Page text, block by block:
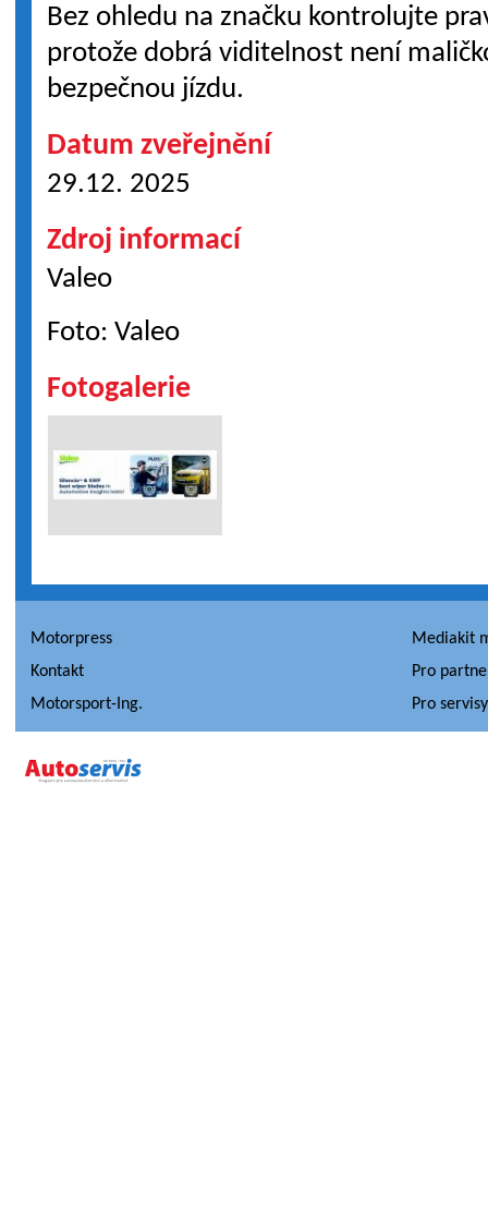
Bez ohledu na značku kontrolujte
protože dobrá viditelnost není
bezpečnou jízdu.
Datum zveřejnění
29.12. 2025
Zdroj informací
Valeo
Foto: Valeo
Fotogalerie
Motorpress
Mediakit
Kontakt
Pro
Motorsport-Ing.
Pro servisy